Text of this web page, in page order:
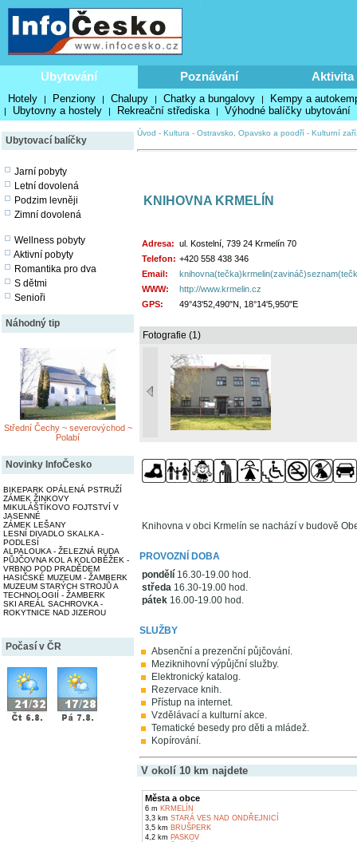
Ubytování Poznávání Aktivita
Hotely | Penziony | Chalupy | Chatky a bungalovy | Kempy a
| Ubytovny a hostely | Rekreační střediska | Výhodné balíčky ubytování
Ubytovací balíčky
Jarní pobyty
Letní dovolená
Podzim levněji
Zimní dovolená
Wellness pobyty
Aktivní pobyty
Romantika pro dva
S dětmi
Senioři
Náhodný tip
Střední Čechy ~ severovýchod ~
Polabí
Novinky InfoČesko
BIKEPARK OPÁLENÁ PSTRUŽÍ
ZÁMEK ŽINKOVY
MIKULÁŠTÍKOVO FOJTSTVÍ V
JASENNÉ
ZÁMEK LEŠANY
LESNÍ DIVADLO SKALKA -
PODLESÍ
ALPALOUKA - ŽELEZNÁ RUDA
PŮJČOVNA KOL A KOLOBĚŽEK -
VRBNO POD PRADĚDEM
HASIČSKÉ MUZEUM - ŽAMBERK
MUZEUM STARÝCH STROJŮ A
TECHNOLOGIÍ - ŽAMBERK
SKI AREÁL SACHROVKA -
ROKYTNICE NAD JIZEROU
Počasí v ČR
Úvod - Kultura - Ostravsko, Opavsko a poodří - Kulturní
KNIHOVNA KRMELÍN
Adresa: ul. Kostelní, 739 24 Krmelín 70
Telefon: +420 558 438 346
Email:
WWW:
http://www.krmelin.cz
GPS:
49°43'52,490"N, 18°14'5,950"E
Fotografie (1)
Knihovna v obci Krmelín se nachází v budově
PROVOZNÍ DOBA
pondělí 16.30-19.00 hod.
středa 16.30-19.00 hod.
pátek 16.00-19.00 hod.
SLUŽBY
Absenční a prezenční půjčování.
Meziknihovní výpůjční služby.
Elektronický katalog.
Rezervace knih.
Přístup na internet.
Vzdělávací a kulturní akce.
Tematické besedy pro děti a mládež.
Kopírování.
V okolí 10 km najdete
Města a obce
6 m KRMELÍN
3,3 km STARÁ VES NAD ONDŘEJNICÍ
3,5 km BRUŠPERK
4,2 km PASKOV